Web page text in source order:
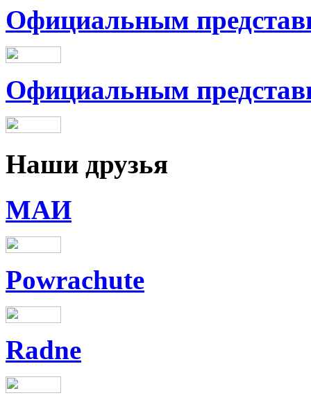
Официальным
Официальным
Наши друзья
МАИ
Powrachute
Radne